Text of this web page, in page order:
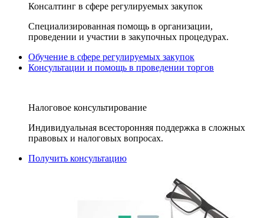
Консалтинг в сфере регулируемых закупок
Специализированная помощь в организации,
проведении и участии в закупочных процедурах.
Обучение в сфере регулируемых закупок
Консультации и помощь в проведении торгов
Налоговое консультирование
Индивидуальная всесторонняя поддержка в сложных
правовых и налоговых вопросах.
Получить консультацию